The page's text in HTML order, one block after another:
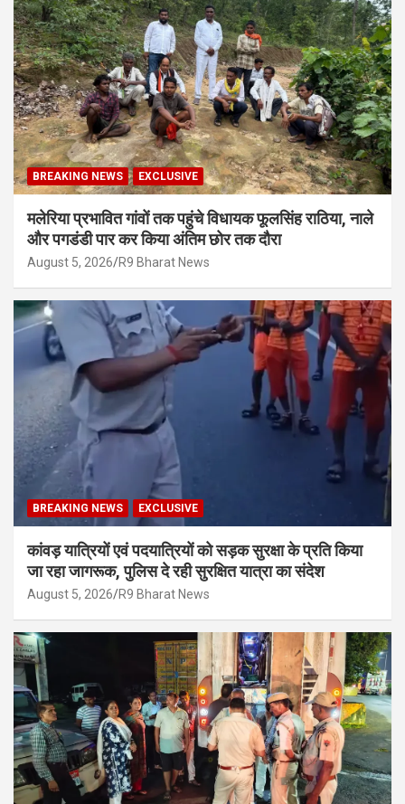
BREAKING NEWS EXCLUSIVE
मलेरिया प्रभावित गांवों तक पहुंचे विधायक फूलसिंह राठिया, नाले
और पगडंडी पार कर किया अंतिम छोर तक दौरा
August 5, 2026 R9 Bharat News
BREAKING NEWS EXCLUSIVE
कांवड़ यात्रियों एवं पदयात्रियों को सड़क सुरक्षा के प्रति किया
जा रहा जागरूक, पुलिस दे रही सुरक्षित यात्रा का संदेश
August 5, 2026 R9 Bharat News